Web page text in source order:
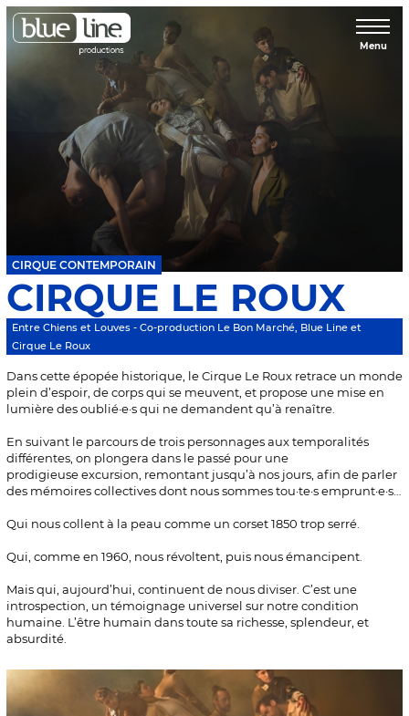
Menu
CIRQUE CONTEMPORAIN
CIRQUE LE ROUX
Entre Chiens et Louves - Co-production Le Bon Marché, Blue Line et
Cirque Le Roux
Dans cette épopée historique, le Cirque Le Roux retrace un monde
plein d’espoir, de corps qui se meuvent, et propose une mise en
lumière des oublié·e·s qui ne demandent qu’à renaître.
En suivant le parcours de trois personnages aux temporalités
différentes, on plongera dans le passé pour une
prodigieuse excursion, remontant jusqu’à nos jours, afin de parler
des mémoires collectives dont nous sommes tou·te·s emprunt·e·s…
Qui nous collent à la peau comme un corset 1850 trop serré.
Qui, comme en 1960, nous révoltent, puis nous émancipent.
Mais qui, aujourd’hui, continuent de nous diviser. C’est une
introspection, un témoignage universel sur notre condition
humaine. L’être humain dans toute sa richesse, splendeur, et
absurdité.